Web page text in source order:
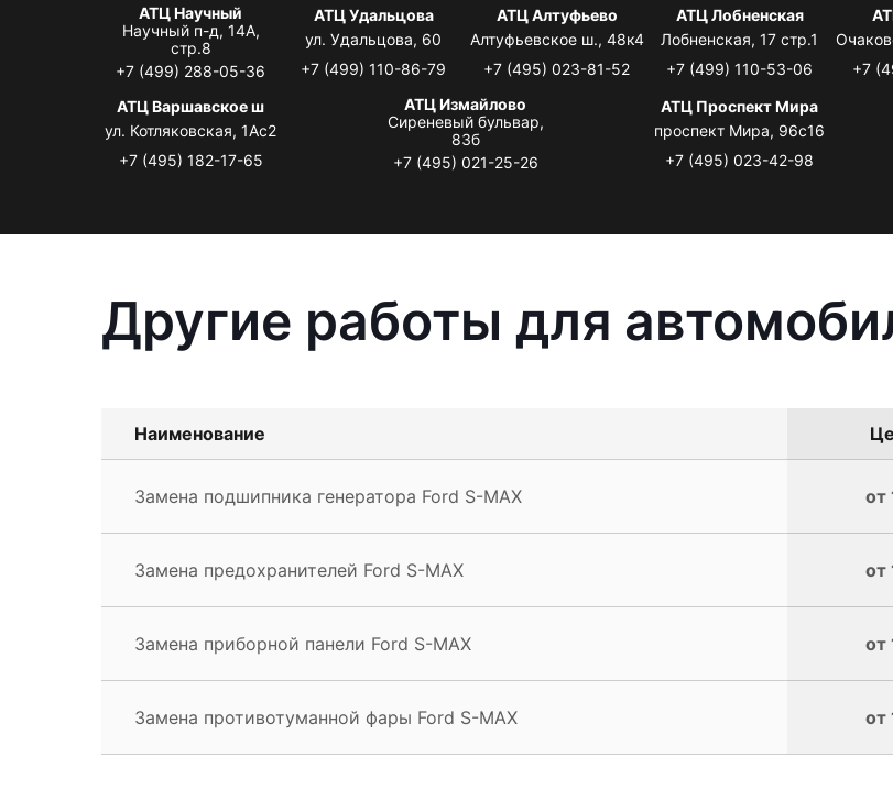
АТЦ Научный
Научный п-д, 14А,
стр.8
+7 (499) 288-05-36
АТЦ Удальцова
ул. Удальцова, 60
+7 (499) 110-86-79
АТЦ Алтуфьево
Алтуфьевское ш., 48к4
+7 (495) 023-81-52
АТЦ Лобненская
Лобненская, 17 стр.1
+7 (499) 110-53-06
+7
АТЦ Варшавское ш
ул. Котляковская, 1Ас2
+7 (495) 182-17-65
АТЦ Измайлово
Сиреневый бульвар,
83б
+7 (495) 021-25-26
АТЦ Проспект Мира
проспект Мира, 96с16
+7 (495) 023-42-98
Другие работы для
Наименование
Замена подшипника генератора Ford S-MAX от
Замена предохранителей Ford S-MAX от
Замена приборной панели Ford S-MAX от
Замена противотуманной фары Ford S-MAX от